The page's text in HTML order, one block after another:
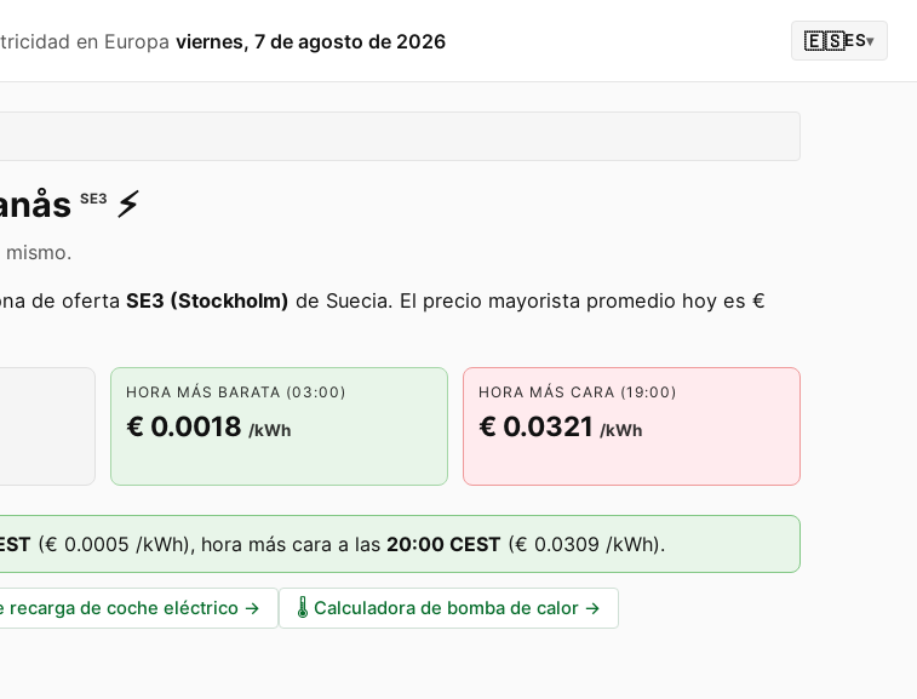
en Europa viernes, 7 de agosto de 2026 🇪🇸ES▾
SE3 ⚡️
de oferta SE3 (Stockholm) de Suecia. El precio mayorista promedio hoy es €
HORA MÁS BARATA (03:00)
€ 0.0018 /kWh
HORA MÁS CARA (19:00)
€ 0.0321 /kWh
(€ 0.0005 /kWh), hora más cara a las 20:00 CEST (€ 0.0309 /kWh).
recarga de coche eléctrico → 🌡️ Calculadora de bomba de calor →